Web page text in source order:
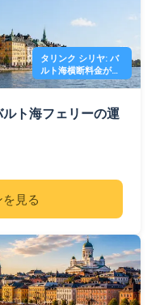
タリンク シリヤ: バ
ルト海横断料金が
40% オフ
ト海フェリーの運
見る